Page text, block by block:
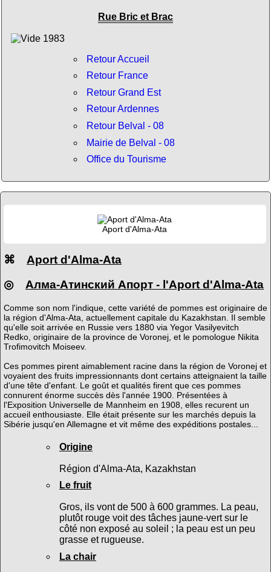
Rue Bric et Brac
Retour Accueil
Retour France
Retour Grand Est
Retour Ardennes
Retour Belval - 08
Mairie de Belval - 08
Office du Tourisme
Aport d'Alma-Ata
⌘ Aport d'Alma-Ata
◎ Алма-Атинский Апорт - l'Aport d'Alma-Ata
Comme son nom l'indique, cette variété de pommes est originaire de
la région d'Alma-Ata, actuellement capitale du Kazakhstan. Il semble
qu'elle soit arrivée en Russie vers 1880 via Yegor Vasilyevitch
Redko, originaire de la province de Voronej, et le pomologue Nikita
Trofimovitch Moiseev.
Ces pommes pirent aimablement racine dans la région de Voronej et
voyaient des fruits impressionnants dont certains atteignaient la taille
d'une tête d'enfant. Le goût et qualités firent que ces pommes
connurent énorme succès dès l'année 1900. Présentées à
l'Exposition Universelle de Mannheim en 1908, elles recurent un
accueil enthousiaste. Elle était présente sur les marchés depuis la
Sibérie jusqu'en Allemagne et vit même des expéditions postales...
Origine
Région d'Alma-Ata, Kazakhstan
Le fruit
Gros, ils vont de 500 à 600 grammes. La peau,
plutôt rouge voit des tâches jaune-vert sur le
côté non exposé au soleil ; la peau est un peu
grasse et rugueuse.
La chair